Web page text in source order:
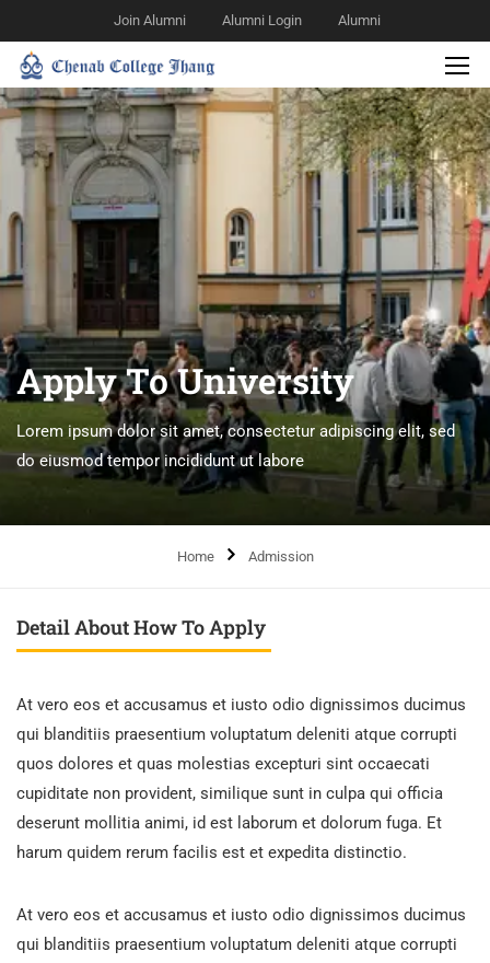
Join Alumni Alumni Login Alumni
Apply To University
Lorem ipsum dolor sit amet, consectetur adipiscing elit, sed
do eiusmod tempor incididunt ut labore
Home Admission
Detail About How To Apply
At vero eos et accusamus et iusto odio dignissimos ducimus
qui blanditiis praesentium voluptatum deleniti atque corrupti
quos dolores et quas molestias excepturi sint occaecati
cupiditate non provident, similique sunt in culpa qui officia
deserunt mollitia animi, id est laborum et dolorum fuga. Et
harum quidem rerum facilis est et expedita distinctio.
At vero eos et accusamus et iusto odio dignissimos ducimus
qui blanditiis praesentium voluptatum deleniti atque corrupti